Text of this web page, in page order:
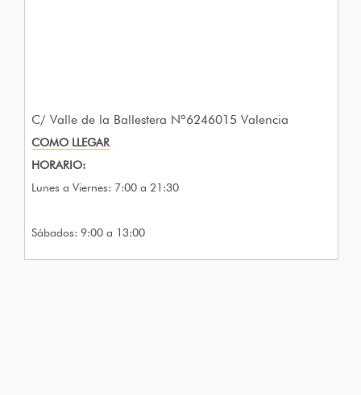
C/ Valle de la Ballestera Nº6246015 Valencia
COMO LLEGAR
HORARIO:
Lunes a Viernes: 7:00 a 21:30
Sábados: 9:00 a 13:00